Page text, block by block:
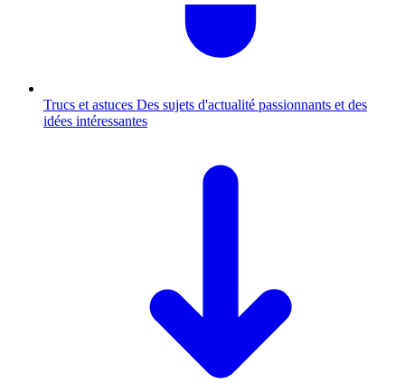
Trucs et astuces Des sujets d'actualité passionnants et des
idées intéressantes